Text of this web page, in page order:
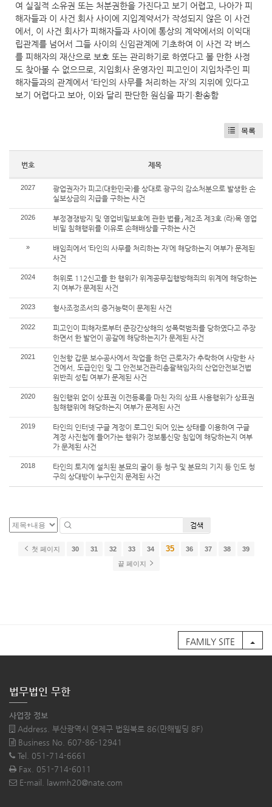
여 실질적 소유권 또는 처분권한을 가진다고 보기 어렵고, 나아가 피
해자들과 이 사건 회사 사이에 지입계약서가 작성되지 않은 이 사건
에서, 이 사건 회사가 피해자들과 사이에 통상의 계약에서의 이익대
립관계를 넘어서 그들 사이의 신임관계에 기초하여 이 사건 각 버스
를 피해자의 재산으로 보호 또는 관리하기로 하였다고 볼 만한 사정
도 찾아볼 수 없으므로, 지입회사 운영자인 피고인이 지입차주인 피
해자들과의 관계에서 ‘타인의 사무를 처리하는 자’의 지위에 있다고
보기 어렵다고 보아, 이와 달리 판단한 원심을 파기·환송함
목록
번호 제목
2027
광업권자가 피고(대한민국)를 상대로 광구의 감소처분으로 발생한 손
실보상금의 지급을 구하는 사건
2026
부정경쟁방지 및 영업비밀보호에 관한 법률」 제2조 제3호 (라)목 영업
비밀 침해행위를 이유로 손해배상을 구하는 사건
»
배임죄에서 ‘타인의 사무를 처리하는 자’에 해당하는지 여부가 문제된
사건
2024
허위로 112신고를 한 행위가 위계공무집행방해죄의 위계에 해당하는
지 여부가 문제된 사건
2023 형사조정조서의 증거능력이 문제된 사건
2022
피고인이 피해자로부터 준강간상해의 성폭력범죄를 당하였다고 주장
하면서 한 발언이 공갈에 해당하는지가 문제된 사건
2021
인천항 갑문 보수공사에서 작업을 하던 근로자가 추락하여 사망한 사
건에서, 도급인인 및 그 안전보건관리총괄책임자의 산업안전보건법
위반죄 성립 여부가 문제된 사건
2020
원인행위 없이 상표권 이전등록을 마친 자의 상표 사용행위가 상표권
침해행위에 해당하는지 여부가 문제된 사건
2019
타인의 인터넷 구글 계정이 로그인 되어 있는 상태를 이용하여 구글
계정 사진첩에 들어가는 행위가 정보통신망 침입에 해당하는지 여부
가 문제된 사건
2018
타인의 토지에 설치된 분묘의 굴이 등 청구 및 분묘의 기지 등 인도 청
구의 상대방이 누구인지 문제된 사건
검색
첫 페이지 30 31 32 33 34 35 36 37 38
39
끝 페이지
FAMILY SITE
법무법인 무한
사업장 정보
Address. 부산광역시 연제구 법원북로 86(만해빌딩 8F)
Business No. 607-86-12941
Tel. 051-714-6661
Fax. 051-714-6011
E-mail. lawmh20@nate.com